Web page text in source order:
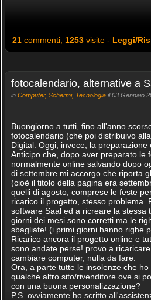
21commenti, 1253visite - Leggi/
fotocalendario, alternative a
in Computer, Schermi, Tecnologiail 03 Gennaio
Buongiorno a tutti, fino all'anno
fotocalendario (che poi distribuivo
Digital. Oggi, invece, la
Anticipo che, dopo aver preparato le
normalmente online salvando dopo
di settembre mi accorgo che riporta
(cioè il titolo della pagina era
quelli di agosto, comprese le feste
ricarico il progetto, stesso problema.
software Saal ed a ricreare la stessa
giorni dei mesi sono corretti ma le
sbagliate! (i primi giorni hanno righe
Ricarico ancora il progetto online e
sono andate perse! provo a
cambiare computer, nulla da fare.
Ora, a parte tutte le insolenze che
qualche altro sito/rivenditore ove si
con una buona personalizzazione?
P.S. ovviamente ho scritto